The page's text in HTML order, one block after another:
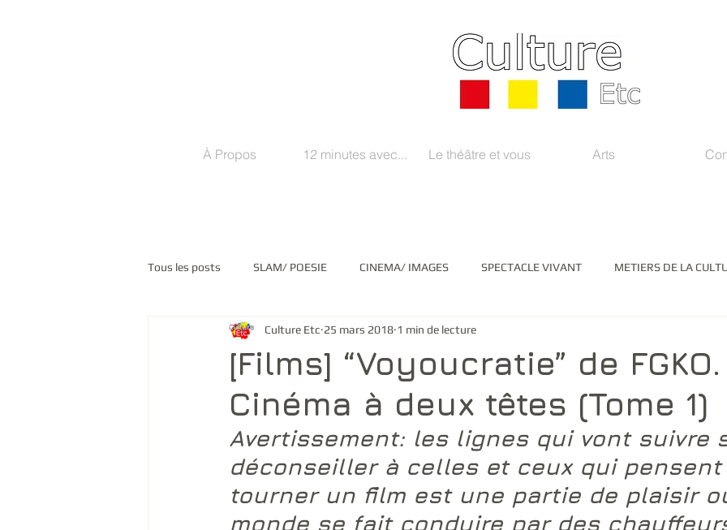
À Propos 12 minutes avec... Le théâtre et vous Arts
Tous les posts SLAM/ POESIE CINEMA/ IMAGES SPECTACLE VIVANT METIERS DE LA
COMMUNIQUES DE PRESSE MEDIAS/ INSTITUTIONS
[Films] “Voyoucratie” de
Cinéma à deux têtes (Tome 1)
Culture Etc 25 mars 2018 1 min de lecture
Avertissement: les lignes qui vont suivre
déconseiller à celles et ceux qui
tourner un film est une partie de plaisir
monde se fait conduire par des